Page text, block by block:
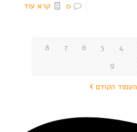
0 קרא עוד
4
5
6
7
8
9
העמוד הקודם